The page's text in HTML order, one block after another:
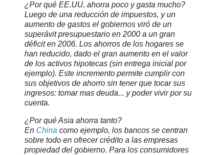
¿Por qué EE.UU. ahorra poco y gasta mucho?
Luego de una reducción de impuestos, y un
aumento de gastos el gobiernos viró de un
superávit presupuestario en 2000 a un gran
déficit en 2006. Los ahorros de los hogares se
han reducido, dado el gran aumento en el valor
de los activos hipotecas (sin entrega inicial por
ejemplo). Este incremento permite cumplir con
sus objetivos de ahorro sin tener que tocar sus
ingresos: tomar mas deuda... y poder vivir por su
cuenta.
¿Por qué Asia ahorra tanto?
En China como ejemplo, los bancos se centran
sobre todo en ofrecer crédito a las empresas
propiedad del gobierno. Para los consumidores